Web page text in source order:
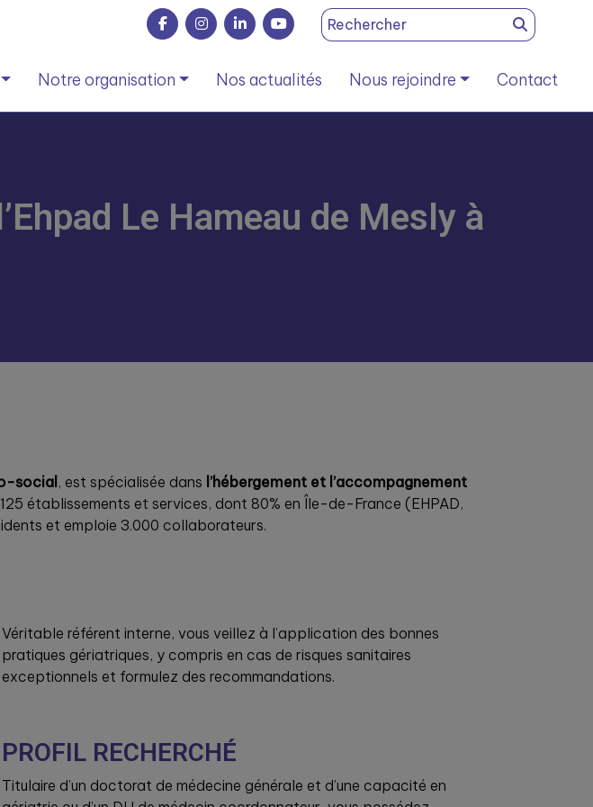
Search
for:
Notre organisation Nos actualités Nous rejoindre Contact
Le Hameau de Mesly à
social , est spécialisée dans l’hébergement et l’accompagnement
125 établissements et services, dont 80% en Île-de-France (EHPAD,
et emploie 3.000 collaborateurs.
Véritable référent interne, vous veillez à l’application des bonnes
pratiques gériatriques, y compris en cas de risques sanitaires
exceptionnels et formulez des recommandations.
PROFIL RECHERCHÉ
Titulaire d’un doctorat de médecine générale et d’une capacité en